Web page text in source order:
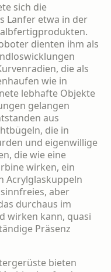
sich die
Lanfer etwa in der
dienten ihm als
die als
wie in
lebhafte Objekte
gelan­gen
aus
die in
und eigenwillige
die wie eine
wirken, ein
Acrylglaskuppeln
aber
durchaus im
wirken kann, quasi
Präsenz
bie­ten